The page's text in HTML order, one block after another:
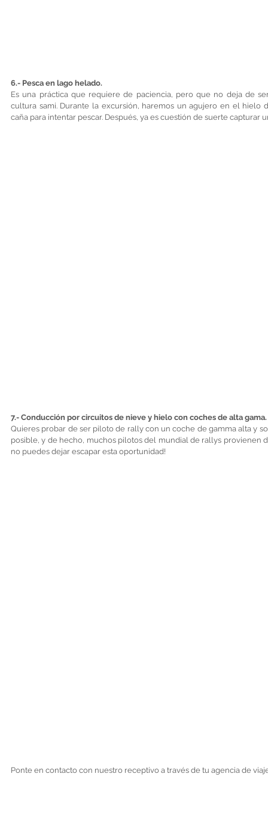
6.- Pesca en lago helado.
Es una práctica que requiere de paciencia, pero que no deja de
cultura sami. Durante la excursión, haremos un agujero en el hielo
caña para intentar pescar. Después, ya es cuestión de suerte capturar
7.- Conducción por circuitos de nieve y hielo con coches de alta gama.
Quieres probar de ser piloto de rally con un coche de gamma alta y
posible, y de hecho, muchos pilotos del mundial de rallys provienen
no puedes dejar escapar esta oportunidad!
Ponte en contacto con nuestro receptivo a través de tu agencia de